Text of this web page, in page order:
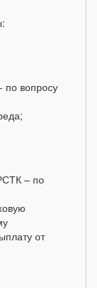
по вопросу
– по
от